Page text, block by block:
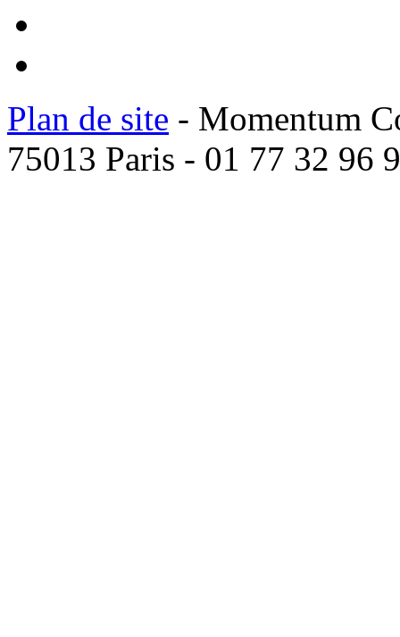
Plan de site - Momentum
75013 Paris - 01 77 32 96